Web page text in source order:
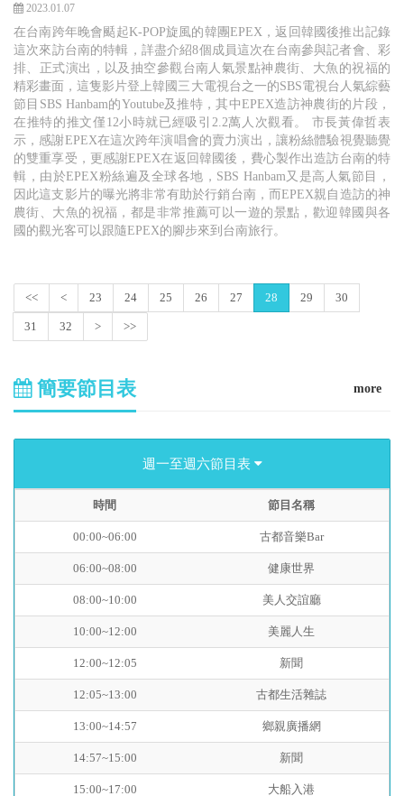
2023.01.07
在台南跨年晚會颳起K-POP旋風的韓團EPEX，返回韓國後推出記錄
這次來訪台南的特輯，詳盡介紹8個成員這次在台南參與記者會、彩
排、正式演出，以及抽空參觀台南人氣景點神農街、大魚的祝福的
精彩畫面，這隻影片登上韓國三大電視台之一的SBS電視台人氣綜藝
節目SBS Hanbam的Youtube及推特，其中EPEX造訪神農街的片段，
在推特的推文僅12小時就已經吸引2.2萬人次觀看。 市長黃偉哲表
示，感謝EPEX在這次跨年演唱會的賣力演出，讓粉絲體驗視覺聽覺
的雙重享受，更感謝EPEX在返回韓國後，費心製作出造訪台南的特
輯，由於EPEX粉絲遍及全球各地，SBS Hanbam又是高人氣節目，
因此這支影片的曝光將非常有助於行銷台南，而EPEX親自造訪的神
農街、大魚的祝福，都是非常推薦可以一遊的景點，歡迎韓國與各
國的觀光客可以跟隨EPEX的腳步來到台南旅行。
<< < 23 24 25 26 27 28 29 30
31 32 > >>
簡要節目表 more
週一至週六節目表
時間 節目名稱
00:00~06:00 古都音樂Bar
06:00~08:00 健康世界
08:00~10:00 美人交誼廳
10:00~12:00 美麗人生
12:00~12:05 新聞
12:05~13:00 古都生活雜誌
13:00~14:57 鄉親廣播網
14:57~15:00 新聞
15:00~17:00 大船入港